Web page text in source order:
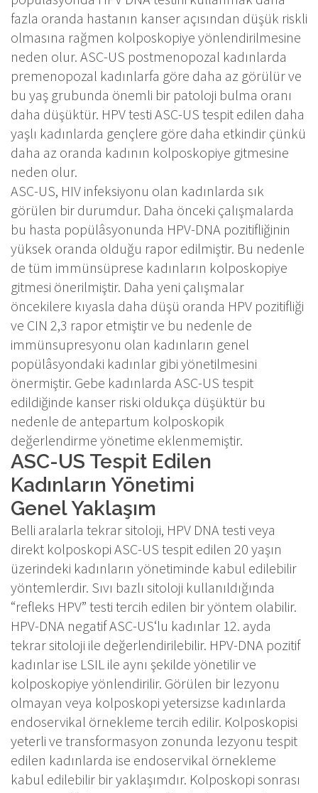
fazla oranda hastanın kanser açısından düşük riskli
olmasına rağmen kolposkopiye yönlendirilmesine
neden olur. ASC-US postmenopozal kadınlarda
premenopozal kadınlarfa göre daha az görülür ve
bu yaş grubunda önemli bir patoloji bulma oranı
daha düşüktür. HPV testi ASC-US tespit edilen daha
yaşlı kadınlarda gençlere göre daha etkindir çünkü
daha az oranda kadının kolposkopiye gitmesine
neden olur.
ASC-US, HIV infeksiyonu olan kadınlarda sık
görülen bir durumdur. Daha önceki çalışmalarda
bu hasta popülâsyonunda HPV-DNA pozitifliğinin
yüksek oranda olduğu rapor edilmiştir. Bu nedenle
de tüm immünsüprese kadınların kolposkopiye
gitmesi önerilmiştir. Daha yeni çalışmalar
öncekilere kıyasla daha düşü oranda HPV pozitifliği
ve CIN 2,3 rapor etmiştir ve bu nedenle de
immünsupresyonu olan kadınların genel
popülâsyondaki kadınlar gibi yönetilmesini
önermiştir. Gebe kadınlarda ASC-US tespit
edildiğinde kanser riski oldukça düşüktür bu
nedenle de antepartum kolposkopik
değerlendirme yönetime eklenmemiştir.
ASC-US Tespit Edilen
Kadınların Yönetimi
Genel Yaklaşım
Belli aralarla tekrar sitoloji, HPV DNA testi veya
direkt kolposkopi ASC-US tespit edilen 20 yaşın
üzerindeki kadınların yönetiminde kabul edilebilir
yöntemlerdir. Sıvı bazlı sitoloji kullanıldığında
“refleks HPV” testi tercih edilen bir yöntem olabilir.
HPV-DNA negatif ASC-US‘lu kadınlar 12. ayda
tekrar sitoloji ile değerlendirilebilir. HPV-DNA pozitif
kadınlar ise LSIL ile aynı şekilde yönetilir ve
kolposkopiye yönlendirilir. Görülen bir lezyonu
olmayan veya kolposkopi yetersizse kadınlarda
endoservikal örnekleme tercih edilir. Kolposkopisi
yeterli ve transformasyon zonunda lezyonu tespit
edilen kadınlarda ise endoservikal örnekleme
kabul edilebilir bir yaklaşımdır. Kolposkopi sonrası